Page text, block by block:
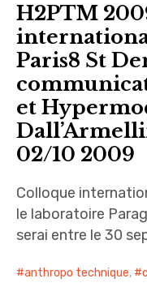
H2PTM
Paris8 St
et
02/10 2009
Colloque
le laboratoire
serai entre le 30
anthropo technique,